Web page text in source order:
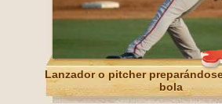
Lanzador o pitcher
bola